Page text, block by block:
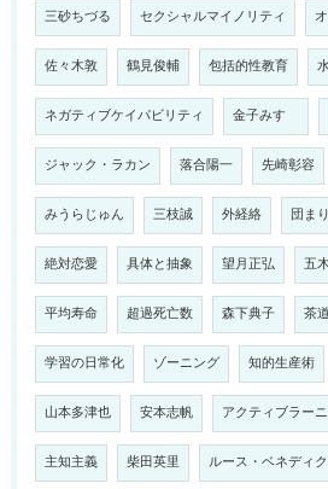
三砂ちづる セクシャルマイノリティ
佐々木敦 鶴見俊輔 包括的性教育
ネガティブケイパビリティ 金子みすゞ
ジャック・ラカン 落合陽一 先崎彰容
みうらじゅん 三枝誠 外経絡 団ま
絶対恋愛 具体と抽象 望月正弘 五
平均寿命 超過死亡数 森下典子 茶道
学習の日常化 ゾーニング 知的生産術
山本多津也 安本志帆 アクティブラー
主知主義 柴田英里 ルース・ベネディ